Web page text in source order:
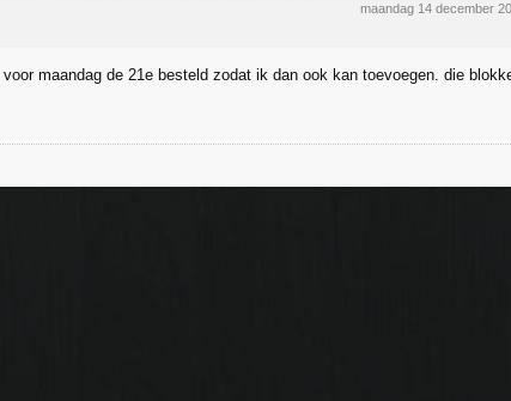
maandag 14 december
voor maandag de 21e besteld zodat ik dan ook kan toevoegen. die